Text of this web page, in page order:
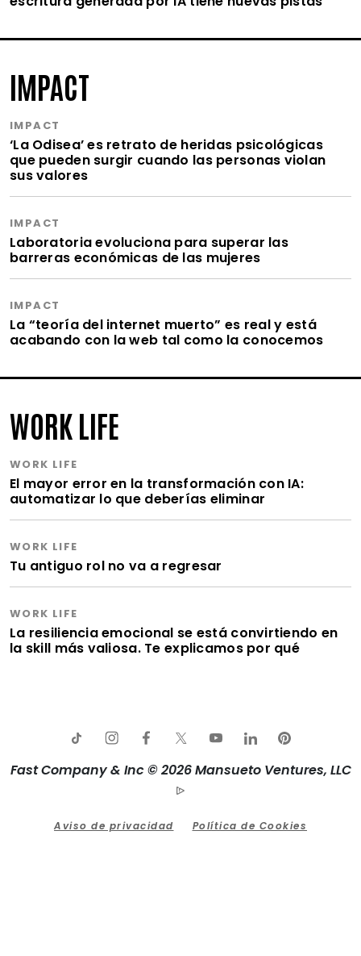
IMPACT
IMPACT
‘La Odisea’ es retrato de heridas psicológicas
que pueden surgir cuando las personas violan
sus valores
IMPACT
Laboratoria evoluciona para superar las
barreras económicas de las mujeres
IMPACT
La “teoría del internet muerto” es real y está
acabando con la web tal como la conocemos
WORK LIFE
WORK LIFE
El mayor error en la transformación con IA:
automatizar lo que deberías eliminar
WORK LIFE
Tu antiguo rol no va a regresar
WORK LIFE
La resiliencia emocional se está convirtiendo en
la skill más valiosa. Te explicamos por qué
Fast Company & Inc © 2026 Mansueto Ventures, LLC
Aviso de privacidad Política de Cookies